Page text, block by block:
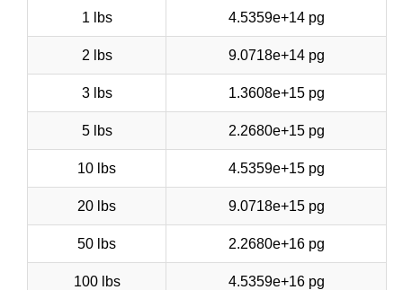
1 lbs 4.5359e+14 pg
2 lbs 9.0718e+14 pg
3 lbs 1.3608e+15 pg
5 lbs 2.2680e+15 pg
10 lbs 4.5359e+15 pg
20 lbs 9.0718e+15 pg
50 lbs 2.2680e+16 pg
100 lbs 4.5359e+16 pg